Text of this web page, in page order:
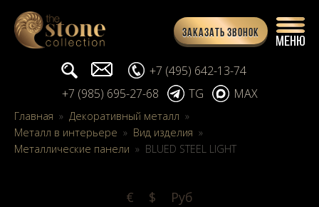
Заказать звонок
Поиск... info@stone-collection.ru
+7 (495) 642-13-74
+7 (985) 695-27-68
TG MAX
Главная » Декоративный металл »
Металл в интерьере » Вид изделия »
Металлические панели » BLUED STEEL LIGHT
€ $ Pуб